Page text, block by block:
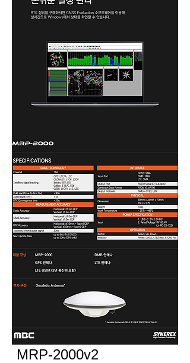
MRP-2000v2